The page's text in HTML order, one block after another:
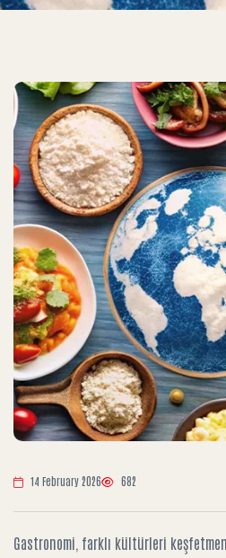
14 February 2026 682
Gastronomi, farklı kültürleri